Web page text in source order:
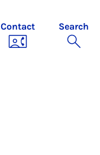
Contact Search